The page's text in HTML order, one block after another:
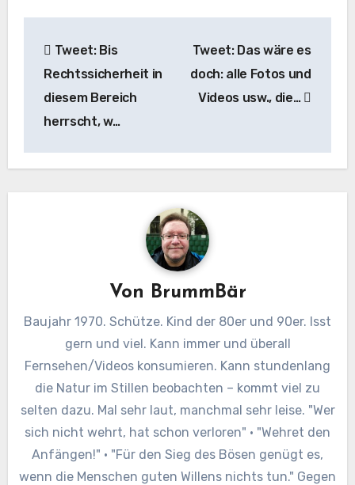
Tweet: Bis
Rechtssicherheit in
diesem Bereich
herrscht, w…
Tweet: Das wäre es
doch: alle Fotos und
Videos usw., die…
Von BrummBär
Baujahr 1970. Schütze. Kind der 80er und 90er. Isst
gern und viel. Kann immer und überall
Fernsehen/Videos konsumieren. Kann stundenlang
die Natur im Stillen beobachten – kommt viel zu
selten dazu. Mal sehr laut, manchmal sehr leise. "Wer
sich nicht wehrt, hat schon verloren" · "Wehret den
Anfängen!" · "Für den Sieg des Bösen genügt es,
wenn die Menschen guten Willens nichts tun." Gegen